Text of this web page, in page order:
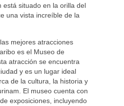
está situado en la orilla del
una vista increíble de la
mejores atracciones
es el Museo de
atracción se encuentra
y es un lugar ideal
de la cultura, la historia y
El museo cuenta con
exposiciones, incluyendo